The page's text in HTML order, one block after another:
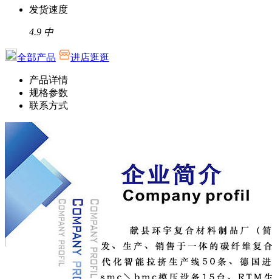
发货速度
4.9 中
全部产品 进店逛逛
产品详情
规格参数
联系方式